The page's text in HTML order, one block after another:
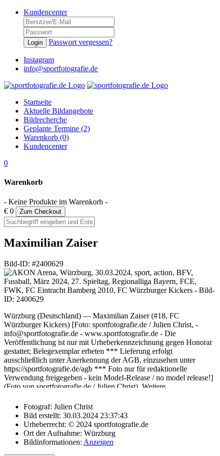
Kundencenter
Login Passwort vergessen?
Instagram
info@sportfotografie.de
Startseite
Aktuelle Bildangebote
Bildrecherche
Geplante Termine (2)
Warenkorb (0)
Kundencenter
0
Warenkorb
- Keine Produkte im Warenkorb -
€ 0
Zum Checkout
Maximilian Zaiser
Bild-ID: #2400629
Würzburg (Deutschland) — Maximilian Zaiser (#18, FC
Würzburger Kickers) [Foto: sportfotografie.de / Julien Christ, -
info@sportfotografie.de - www.sportfotografie.de - Die
Veröffentlichung ist nur mit Urheberkennzeichnung gegen Honorar
gestattet; Belegexemplar erbeten *** Lieferung erfolgt
ausschließlich unter Anerkennung der AGB, einzusehen unter
https://sportfotografie.de/agb *** Foto nur für redaktionelle
Verwendung freigegeben - kein Model-Release / no model release!]
(Foto von sportfotografie.de / Julien Christ). Weitere
kommerzielle Zwecke lizenzierbar sind, werden im
"Herunterladen"-Dialog auch als solches gekennzeichnet. Bei
Fragen zur Lizenzierung und Bildverwendungsmöglichkeiten helfe
ich dir gerne weiter. Sende mir Bitte eine Anfrage per E-Mail.
Fotograf: Julien Christ
Bild erstellt: 30.03.2024 23:37:43
Urheberrecht: © 2024 sportfotografie.de
Ort der Aufnahme: Würzburg
Bildinformationen: Anzeigen